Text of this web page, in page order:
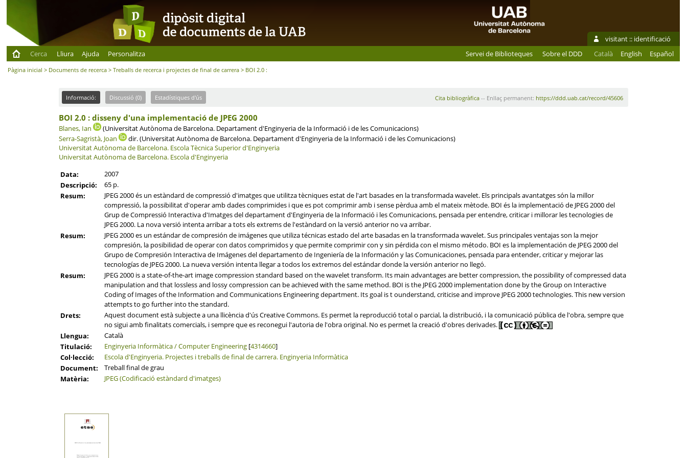
visitant :: identificació
Cerca
Lliura Ajuda Personalitza Servei de Biblioteques Sobre el DDD Català English Español
Pàgina inicial > Documents de recerca >Treballs de recerca i projectes de final de carrera > BOI 2.0 :
Informació: Discussió (0) Estadístiques d'ús Cita bibliogràfica-- Enllaç permanent: https://ddd.uab.cat/record/45606
BOI 2.0 : disseny d'una implementació de JPEG 2000
Blanes, Ian
(Universitat Autònoma de Barcelona. Departament d'Enginyeria de la Informació i de les Comunicacions)
Serra-Sagristà, Joan
dir. (Universitat Autònoma de Barcelona. Departament d'Enginyeria de la Informació i de les Comunicacions)
Universitat Autònoma de Barcelona. Escola Tècnica Superior d'Enginyeria
Universitat Autònoma de Barcelona. Escola d'Enginyeria
Data:
2007
Descripció:
65 p.
Resum:
JPEG 2000 és un estàndard de compressió d'imatges que utilitza tècniques estat de l'art basades en la transformada wavelet. Els principals avantatges són la millor
compressió, la possibilitat d'operar amb dades comprimides i que es pot comprimir amb i sense pèrdua amb el mateix mètode. BOI és la implementació de JPEG 2000 del
Grup de Compressió Interactiva d'Imatges del departament d'Enginyeria de la Informació i les Comunicacions, pensada per entendre, criticar i millorar les tecnologies de
JPEG 2000. La nova versió intenta arribar a tots els extrems de l'estàndard on la versió anterior no va arribar.
Resum:
JPEG 2000 es un estándar de compresión de imágenes que utiliza técnicas estado del arte basadas en la transformada wavelet. Sus principales ventajas son la mejor
compresión, la posibilidad de operar con datos comprimidos y que permite comprimir con y sin pérdida con el mismo método. BOI es la implementación de JPEG 2000 del
Grupo de Compresión Interactiva de Imágenes del departamento de Ingeniería de la Información y las Comunicaciones, pensada para entender, criticar y mejorar las
tecnologías de JPEG 2000. La nueva versión intenta llegar a todos los extremos del estándar donde la versión anterior no llegó.
Resum:
JPEG 2000 is a state-of-the-art image compression standard based on the wavelet transform. Its main advantages are better compression, the possibility of compressed data
manipulation and that lossless and lossy compression can be achieved with the same method. BOI is the JPEG 2000 implementation done by the Group on Interactive
Coding of Images of the Information and Communications Engineering department. Its goal is t ounderstand, criticise and improve JPEG 2000 technologies. This new version
attempts to go further into the standard.
Drets:
Aquest document està subjecte a una llicència d'ús Creative Commons. Es permet la reproducció total o parcial, la distribució, i la comunicació pública de l'obra, sempre que
no sigui amb finalitats comercials, i sempre que es reconegui l'autoria de l'obra original. No es permet la creació d'obres derivades.
Llengua:
Català
Titulació:
Enginyeria Informàtica / Computer Engineering[4314660]
Col·lecció:
Escola d'Enginyeria. Projectes i treballs de final de carrera. Enginyeria Informàtica
Document:
Treball final de grau
Matèria:
JPEG (Codificació estàndard d'imatges)